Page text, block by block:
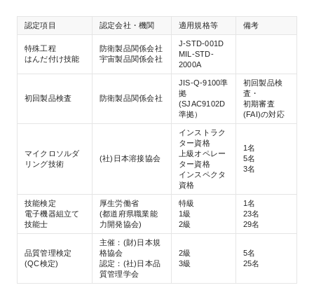
認定項目 認定会社・機関 適用規格等 備考
特殊工程
はんだ付け技能
防衛製品関係会社
宇宙製品関係会社
J-STD-001D
MIL-STD-
2000A
初回製品検査 防衛製品関係会社
JIS-Q-9100準
拠
(SJAC9102D
準拠）
初回製品検
査・
初期審査
(FAI)の対応
マイクロソルダ
リング技術
(社)日本溶接協会
インストラク
ター資格
上級オペレー
ター資格
インスペクタ
資格
1名
5名
3名
技能検定
電子機器組立て
技能士
厚生労働省
(都道府県職業能
力開発協会)
特級
1級
2級
1名
23名
29名
品質管理検定
(QC検定)
主催：(財)日本規
格協会
認定：(社)日本品
質管理学会
2級
3級
5名
25名